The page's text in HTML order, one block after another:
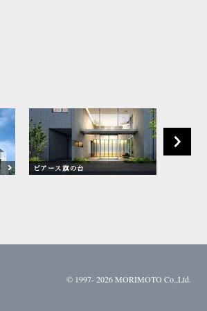
© 1997- 2026 MORIMOTO Co.,Ltd.